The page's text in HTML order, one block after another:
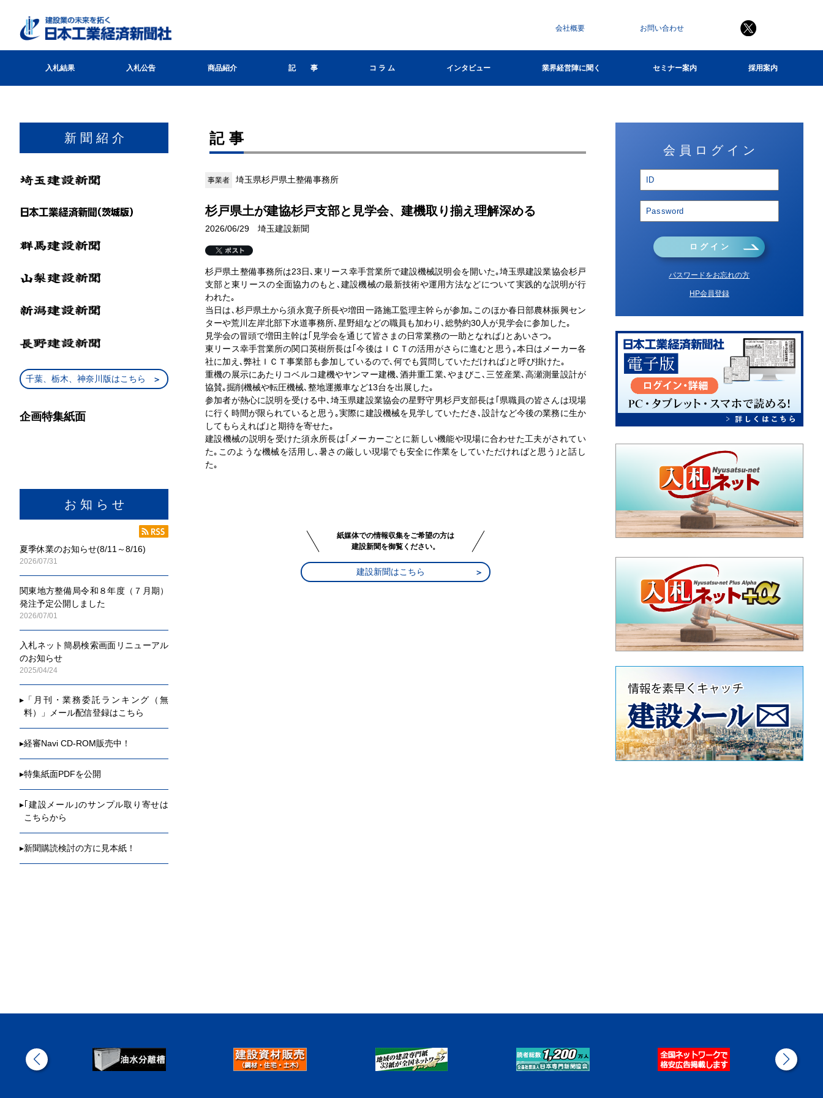
会社概要 お問い合わせ
入札結果 入札公告 商品紹介 記 事 コ ラ ム インタビュー 業界経営陣に聞く セミナー案内 採用案内
新 聞 紹 介
千葉、栃木、神奈川版はこちら
企画特集紙面
お 知 ら せ
夏季休業のお知らせ(8/11～8/16)
2026/07/31
関東地方整備局令和８年度（７月期）
発注予定公開しました
2026/07/01
入札ネット簡易検索画面リニューアル
のお知らせ
2025/04/24
▸ 「月刊・業務委託ランキング（無
料）」メール配信登録はこちら
▸経審Navi CD-ROM販売中！
▸特集紙面PDFを公開
▸ ｢建設メール｣のサンプル取り寄せは
こちらから
▸新聞購読検討の方に見本紙！
記事
事業者 埼玉県杉戸県土整備事務所
杉戸県土が建協杉戸支部と見学会、建機取り揃え理解深める
2026/06/29 埼玉建設新聞
杉戸県土整備事務所は23日､東リース幸手営業所で建設機械説明会を開いた｡埼玉県建設業協会杉戸
支部と東リースの全面協力のもと､建設機械の最新技術や運用方法などについて実践的な説明が行
われた｡
当日は､杉戸県土から須永寛子所長や増田一路施工監理主幹らが参加｡このほか春日部農林振興セン
ターや荒川左岸北部下水道事務所､星野組などの職員も加わり､総勢約30人が見学会に参加した｡
見学会の冒頭で増田主幹は｢見学会を通じて皆さまの日常業務の一助となれば｣とあいさつ｡
東リース幸手営業所の関口英樹所長は｢今後はＩＣＴの活用がさらに進むと思う｡本日はメーカー各
社に加え､弊社ＩＣＴ事業部も参加しているので､何でも質問していただければ｣と呼び掛けた｡
重機の展示にあたりコベルコ建機やヤンマー建機､酒井重工業､やまびこ､三笠産業､高瀬測量設計が
協賛｡掘削機械や転圧機械､整地運搬車など13台を出展した｡
参加者が熱心に説明を受ける中､埼玉県建設業協会の星野守男杉戸支部長は｢県職員の皆さんは現場
に行く時間が限られていると思う｡実際に建設機械を見学していただき､設計など今後の業務に生か
してもらえれば｣と期待を寄せた｡
建設機械の説明を受けた須永所長は｢メーカーごとに新しい機能や現場に合わせた工夫がされてい
た｡このような機械を活用し､暑さの厳しい現場でも安全に作業をしていただければと思う｣と話し
た｡
紙媒体での情報収集をご希望の方は
建設新聞を御覧ください。
建設新聞はこちら
会 員 ロ グ イ ン
ロ グ イ ン
パスワードをお忘れの方
HP会員登録